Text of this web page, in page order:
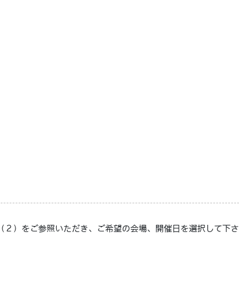
）をご参照いただき、ご希望の会場、開催日を選択して下さ